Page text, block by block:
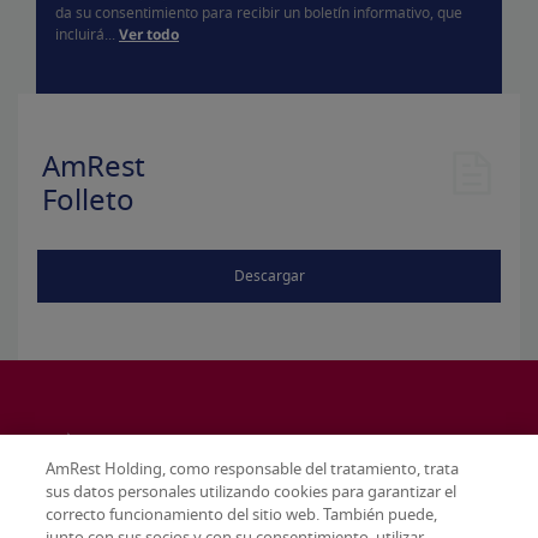
da su consentimiento para recibir un boletín informativo, que
incluirá... Ver todo
AmRest
Folleto
Descargar
AmRest Holding, como responsable del tratamiento, trata
sus datos personales utilizando cookies para garantizar el
correcto funcionamiento del sitio web. También puede,